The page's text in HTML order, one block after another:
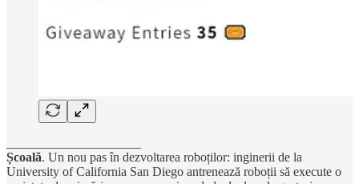
Școală. Un nou pas în dezvoltarea roboților: inginerii de la
University of California San Diego antrenează roboții să execute o